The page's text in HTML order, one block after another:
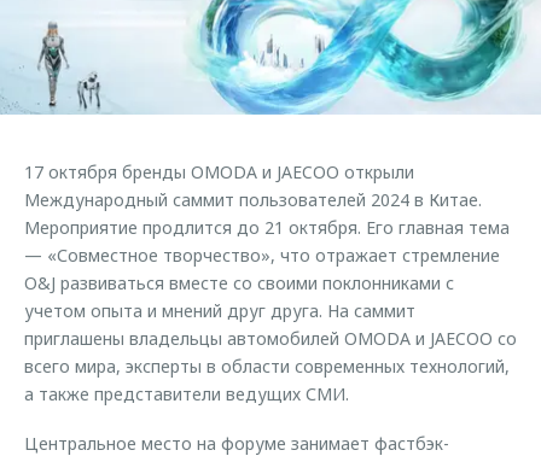
Страхование
Кредитный калькулятор
Аксессуары
Оригинальные аксессуары
Запчасти
Трейд-ин
Калькулятор трейд-ин
Клиентская поддержка
O&J Автоклуб
Клуб владельцев OMODA
Аксессуары
Одежда и сувениры
Оригинальные аксессуары
Запчасти
Обратная связь
17 октября бренды OMODA и JAECOO открыли
Международный саммит пользователей 2024 в Китае.
Мероприятие продлится до 21 октября. Его главная тема
— «Совместное творчество», что отражает стремление
O&J развиваться вместе со своими поклонниками с
учетом опыта и мнений друг друга. На саммит
приглашены владельцы автомобилей OMODA и JAECOO со
всего мира, эксперты в области современных технологий,
а также представители ведущих СМИ.
Центральное место на форуме занимает фастбэк-